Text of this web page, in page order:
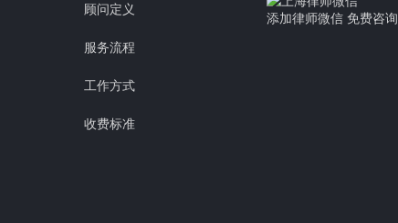
顾问定义
服务流程
工作方式
收费标准
添加律师微信 免费咨询